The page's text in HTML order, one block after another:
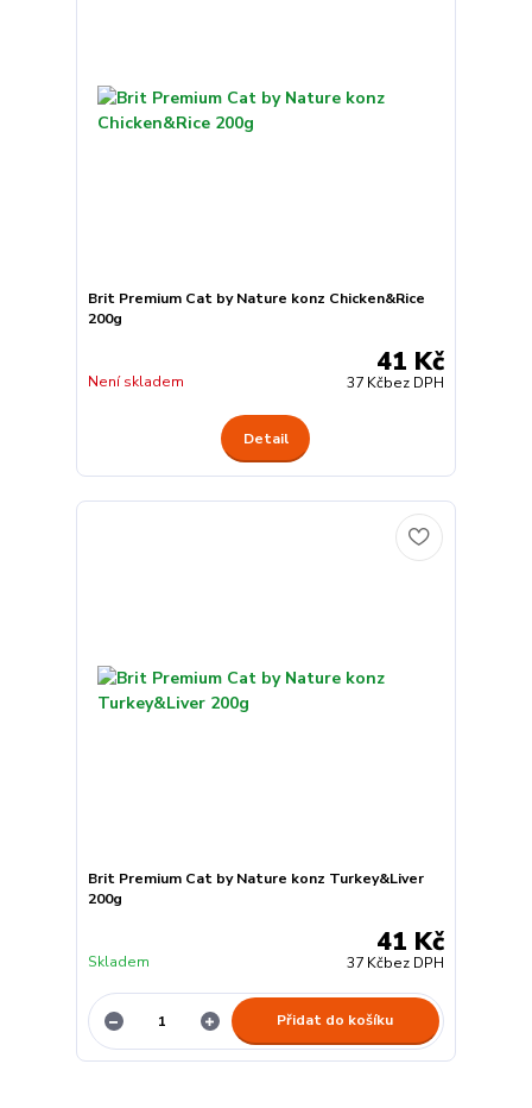
Brit Premium Cat by Nature konz Chicken&Rice
200g
41 Kč
37 Kčbez DPH
Není skladem
Detail
Brit Premium Cat by Nature konz Turkey&Liver
200g
41 Kč
37 Kčbez DPH
Skladem
Přidat do košíku